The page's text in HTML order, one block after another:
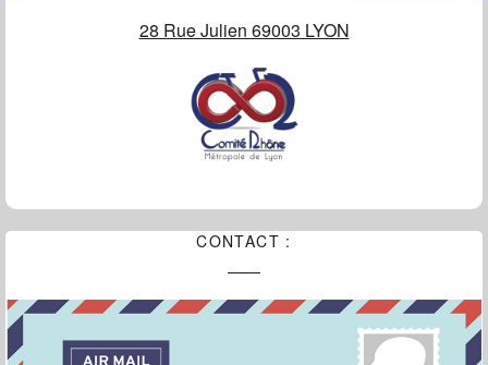
28 Rue Julien 69003 LYON
CONTACT :